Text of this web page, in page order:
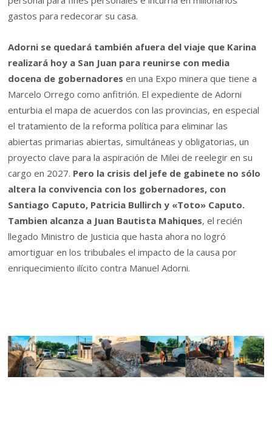
gastos para redecorar su casa.
Adorni se quedará también afuera del viaje que Karina
realizará hoy a San Juan para reunirse con media
docena de gobernadores en una Expo minera que tiene a
Marcelo Orrego como anfitrión. El expediente de Adorni
enturbia el mapa de acuerdos con las provincias, en especial
el tratamiento de la reforma política para eliminar las
abiertas primarias abiertas, simultáneas y obligatorias, un
proyecto clave para la aspiración de Milei de reelegir en su
cargo en 2027. Pero la crisis del jefe de gabinete no sólo
altera la convivencia con los gobernadores, con
Santiago Caputo, Patricia Bullirch y «Toto» Caputo.
Tambien alcanza a Juan Bautista Mahiques, el recién
llegado Ministro de Justicia que hasta ahora no logró
amortiguar en los tribubales el impacto de la causa por
enriquecimiento ilícito contra Manuel Adorni.